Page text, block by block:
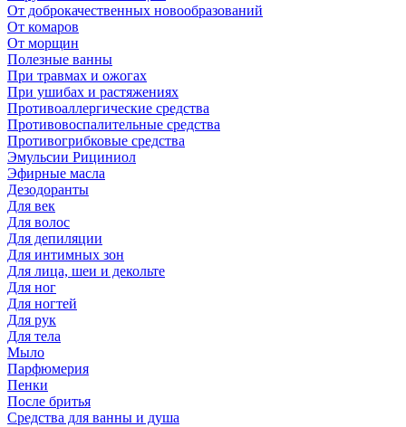
От доброкачественных новообразований
От комаров
От морщин
Полезные ванны
При травмах и ожогах
При ушибах и растяжениях
Противоаллергические средства
Противовоспалительные средства
Противогрибковые средства
Эмульсии Рициниол
Эфирные масла
Дезодоранты
Для век
Для волос
Для депиляции
Для интимных зон
Для лица, шеи и декольте
Для ног
Для ногтей
Для рук
Для тела
Мыло
Парфюмерия
Пенки
После бритья
Средства для ванны и душа